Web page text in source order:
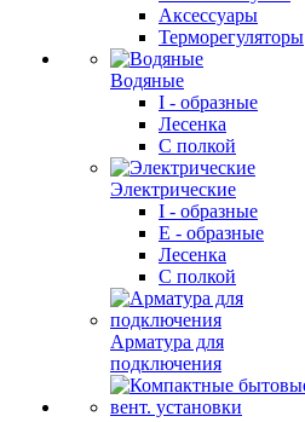
Аксессуары
Терморегуляторы
Водяные
I - образные
Лесенка
С полкой
Электрические
I - образные
E - образные
Лесенка
С полкой
Арматура для
подключения